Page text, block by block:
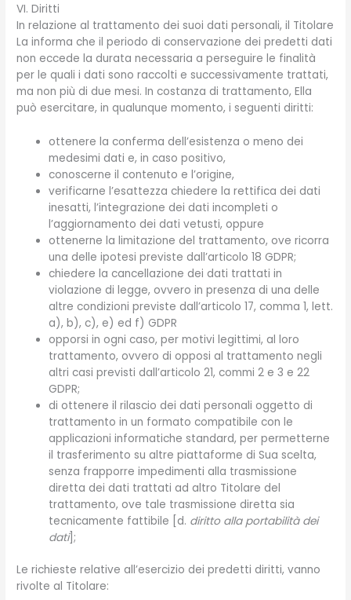
VI. Diritti
In relazione al trattamento dei suoi dati personali, il Titolare
La informa che il periodo di conservazione dei predetti dati
non eccede la durata necessaria a perseguire le finalità
per le quali i dati sono raccolti e successivamente trattati,
ma non più di due mesi. In costanza di trattamento, Ella
può esercitare, in qualunque momento, i seguenti diritti:
ottenere la conferma dell’esistenza o meno dei
medesimi dati e, in caso positivo,
conoscerne il contenuto e l’origine,
verificarne l’esattezza chiedere la rettifica dei dati
inesatti, l’integrazione dei dati incompleti o
l’aggiornamento dei dati vetusti, oppure
ottenerne la limitazione del trattamento, ove ricorra
una delle ipotesi previste dall’articolo 18 GDPR;
chiedere la cancellazione dei dati trattati in
violazione di legge, ovvero in presenza di una delle
altre condizioni previste dall’articolo 17, comma 1, lett.
a), b), c), e) ed f) GDPR
opporsi in ogni caso, per motivi legittimi, al loro
trattamento, ovvero di opposi al trattamento negli
altri casi previsti dall’articolo 21, commi 2 e 3 e 22
GDPR;
di ottenere il rilascio dei dati personali oggetto di
trattamento in un formato compatibile con le
applicazioni informatiche standard, per permetterne
il trasferimento su altre piattaforme di Sua scelta,
senza frapporre impedimenti alla trasmissione
diretta dei dati trattati ad altro Titolare del
trattamento, ove tale trasmissione diretta sia
tecnicamente fattibile [d. diritto alla portabilità dei
dati];
Le richieste relative all’esercizio dei predetti diritti, vanno
rivolte al Titolare: